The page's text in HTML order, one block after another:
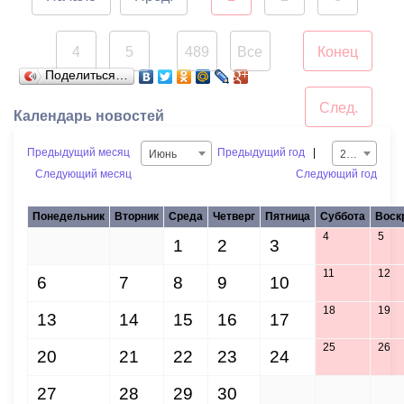
обращения взяты на
контроль.
подписать и акты
обрывать ее и не кидать в
реку.
Напомним, на
набережной проходит
капитальный ремонт.
Специалисты уже
завершили укладку
установят опоры
освещения, лавочки,
урны, приведут в порядок
газонную часть.
стиле в рамках общей
преобразования
4
5
...
489 Все Конец
След.
Поделиться…
Календарь новостей
Предыдущий месяц
Июнь
Следующий месяц
Предыдущий год
2016
Следующий год
Понедельник Вторник Среда Четверг Пятница Суббота
1 2 3 4 5
6 7 8 9 10 11 12
13 14 15 16 17 18 19
20 21 22 23 24 25 26
27 28 29 30